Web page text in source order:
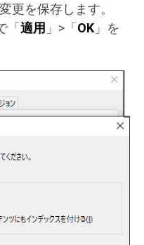
更を保存します。
「適用 」>「OK 」を